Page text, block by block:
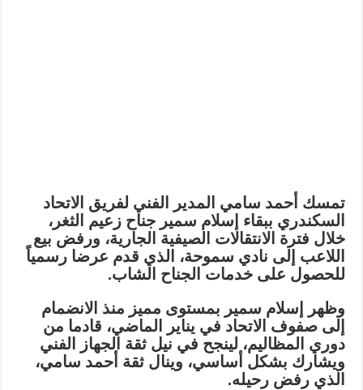
تمسك أحمد سامي المدير الفني لفريق الاتحاد
السكندري ببقاء إسلام سمير جناح زعيم الثغر،
خلال فترة الانتقالات الصيفية الجارية، ورفض بيع
اللاعب إلى نادي سموحة، الذي قدم عرضا رسمياً
للحصول على خدمات الجناح الشاب.
وظهر إسلام سمير بمستوى مميز منذ الانضمام
إلى صفوف الاتحاد في يناير الماضي، قادما من
دوري المظاليم، لينجح في نيل ثقة الجهاز الفني
ويشارك بشكل أساسي، وينال ثقة أحمد سامي،
الذي رفض رحيله.